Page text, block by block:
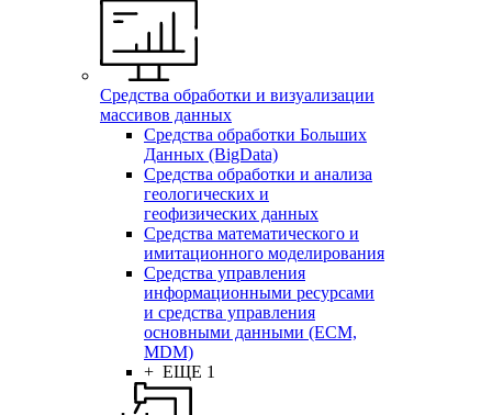
Средства обработки и визуализации
массивов данных
Средства обработки Больших
Данных (BigData)
Средства обработки и анализа
геологических и
геофизических данных
Средства математического и
имитационного моделирования
Средства управления
информационными ресурсами
и средства управления
основными данными (ECM,
MDM)
+ ЕЩЕ 1